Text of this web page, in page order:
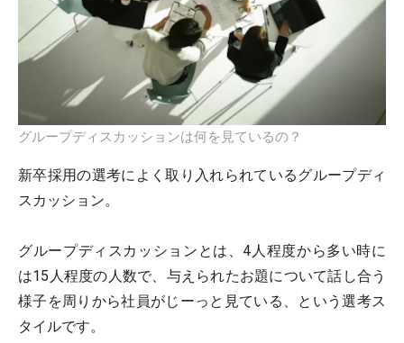
グループディスカッションは何を見ているの？
新卒採用の選考によく取り入れられているグループディ
スカッション。
グループディスカッションとは、4人程度から多い時に
は15人程度の人数で、与えられたお題について話し合う
様子を周りから社員がじーっと見ている、という選考ス
タイルです。